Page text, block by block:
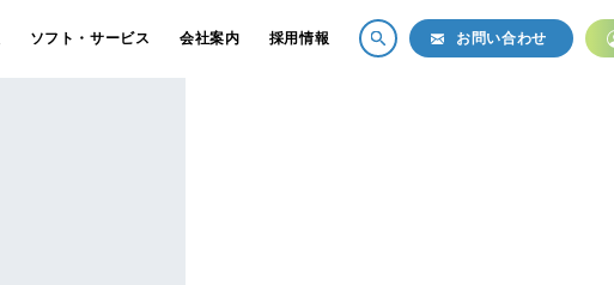
ソフト・サービス 会社案内 採用情報 お問い合わせ